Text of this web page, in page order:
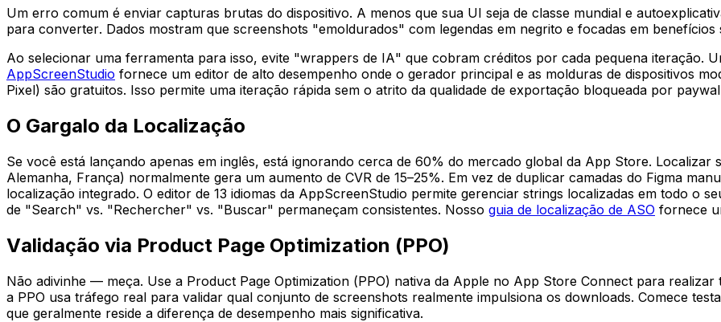
Um erro comum é enviar capturas brutas do dispositivo. A menos que sua UI seja de classe mundial e
para converter. Dados mostram que screenshots "emoldurados" com legendas em negrito e focadas em
Ao selecionar uma ferramenta para isso, evite "wrappers de IA" que cobram créditos por cada pequena iteração.
AppScreenStudio fornece um editor de alto desempenho onde o gerador principal e as molduras de dispositivos
Pixel) são gratuitos. Isso permite uma iteração rápida sem o atrito da qualidade de exportação bloqueada por
O Gargalo da Localização
Se você está lançando apenas em inglês, está ignorando cerca de 60% do mercado global da App Store.
Alemanha, França) normalmente gera um aumento de CVR de 15–25%. Em vez de duplicar camadas do Figma
localização integrado. O editor de 13 idiomas da AppScreenStudio permite gerenciar strings localizadas em todo o
de "Search" vs. "Rechercher" vs. "Buscar" permaneçam consistentes. Nosso guia de localização de ASO fornece
Validação via Product Page Optimization (PPO)
Não adivinhe — meça. Use a Product Page Optimization (PPO) nativa da Apple no App Store Connect para
a PPO usa tráfego real para validar qual conjunto de screenshots realmente impulsiona os downloads. Comece
que geralmente reside a diferença de desempenho mais significativa.